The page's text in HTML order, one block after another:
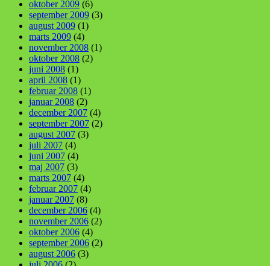
oktober 2009 (6)
september 2009 (3)
august 2009 (1)
marts 2009 (4)
november 2008 (1)
oktober 2008 (2)
juni 2008 (1)
april 2008 (1)
februar 2008 (1)
januar 2008 (2)
december 2007 (4)
september 2007 (2)
august 2007 (3)
juli 2007 (4)
juni 2007 (4)
maj 2007 (3)
marts 2007 (4)
februar 2007 (4)
januar 2007 (8)
december 2006 (4)
november 2006 (2)
oktober 2006 (4)
september 2006 (2)
august 2006 (3)